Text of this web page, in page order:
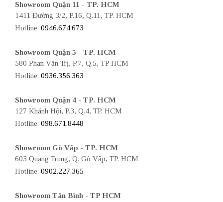
Showroom Quận 11 - TP. HCM
1411 Đường 3/2, P.16, Q.11, TP. HCM
Hotline: 0946.674.673
Showroom Quận 5 - TP. HCM
580 Phan Văn Trị, P.7, Q.5, TP HCM
Hotline: 0936.356.363
Showroom Quận 4 - TP. HCM
127 Khánh Hội, P.3, Q.4, TP. HCM
Hotline: 098.671.8448
Showroom Gò Vấp - TP. HCM
603 Quang Trung, Q. Gò Vấp, TP. HCM
Hotline: 0902.227.365
Showroom Tân Bình - TP HCM